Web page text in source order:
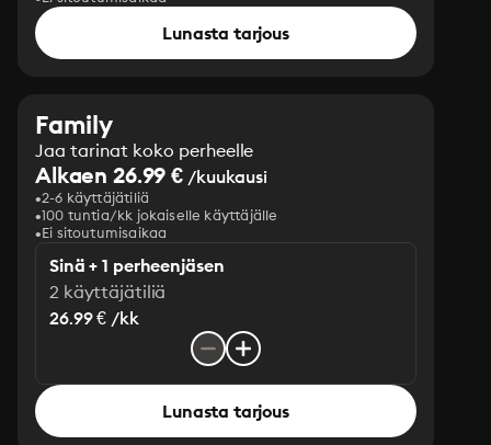
Lunasta tarjous
Family
Jaa tarinat koko perheelle
Alkaen 26.99 € /kuukausi
2-6 käyttäjätiliä
100 tuntia/kk jokaiselle käyttäjälle
Ei sitoutumisaikaa
Sinä + 1 perheenjäsen
2 käyttäjätiliä
26.99 € /kk
Lunasta tarjous